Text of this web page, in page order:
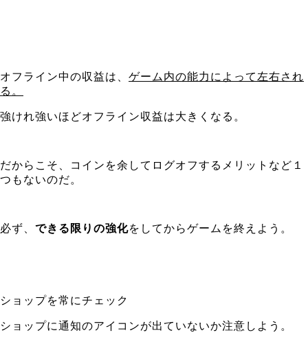
オフライン中の収益は、 ゲーム内の能力によって左右され
る。
強けれ強いほどオフライン収益は大きくなる。
だからこそ、コインを余してログオフするメリットなど１
つもないのだ。
必ず、 できる限りの強化をしてからゲームを終えよう。
ショップを常にチェック
ショップに通知のアイコンが出ていないか注意しよう。